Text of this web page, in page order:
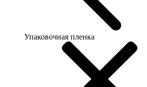
Упаковочная пленка